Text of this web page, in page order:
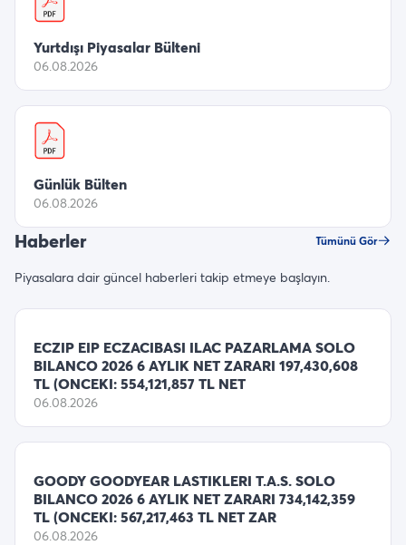
Yurtdışı Piyasalar Bülteni
06.08.2026
Günlük Bülten
06.08.2026
Haberler Tümünü Gör
Piyasalara dair güncel haberleri takip etmeye başlayın.
ECZIP EIP ECZACIBASI ILAC PAZARLAMA SOLO
BILANCO 2026 6 AYLIK NET ZARARI 197,430,608
TL (ONCEKI: 554,121,857 TL NET
06.08.2026
GOODY GOODYEAR LASTIKLERI T.A.S. SOLO
BILANCO 2026 6 AYLIK NET ZARARI 734,142,359
TL (ONCEKI: 567,217,463 TL NET ZAR
06.08.2026